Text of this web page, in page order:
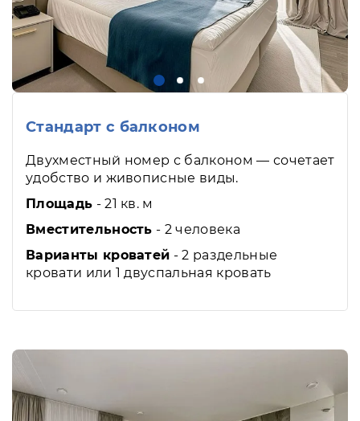
Cтандарт с балконом
Двухместный номер с балконом — сочетает
удобство и живописные виды.
Площадь - 21 кв. м
Вместительность - 2 человека
Варианты кроватей - 2 раздельные
кровати или 1 двуспальная кровать